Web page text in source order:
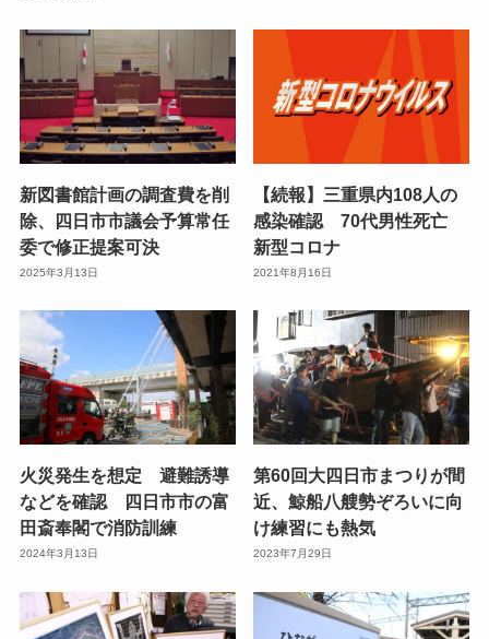
新図書館計画の調査費を削
除、四日市市議会予算常任
委で修正提案可決
2025年3月13日
【続報】三重県内108人の
感染確認 70代男性死亡
新型コロナ
2021年8月16日
火災発生を想定 避難誘導
などを確認 四日市市の富
田斎奉閣で消防訓練
2024年3月13日
第60回大四日市まつりが間
近、鯨船八艘勢ぞろいに向
け練習にも熱気
2023年7月29日